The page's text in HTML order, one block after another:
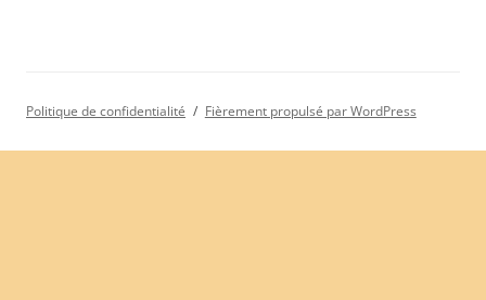
Politique de confidentialité Fièrement propulsé par WordPress